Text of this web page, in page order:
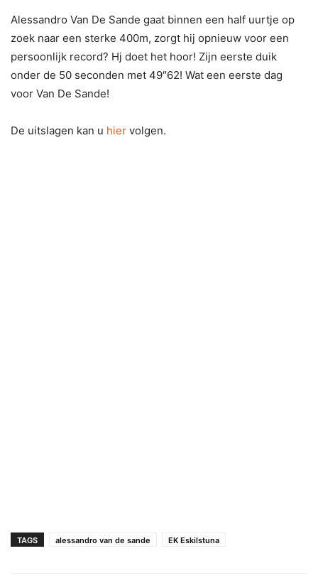
Alessandro Van De Sande gaat binnen een half uurtje op
zoek naar een sterke 400m, zorgt hij opnieuw voor een
persoonlijk record? Hj doet het hoor! Zijn eerste duik
onder de 50 seconden met 49″62! Wat een eerste dag
voor Van De Sande!
De uitslagen kan u hier volgen.
TAGS alessandro van de sande EK Eskilstuna